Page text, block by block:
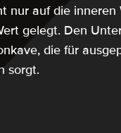
nur auf die inneren
gelegt. Den
die für
sorgt.